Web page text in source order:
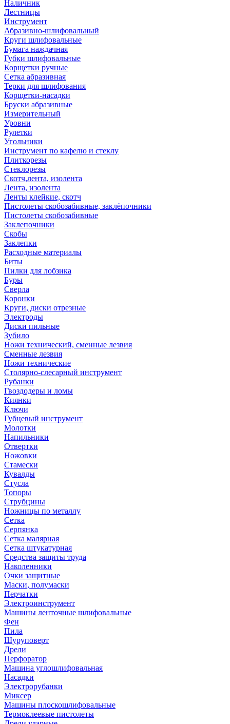
Наличник
Лестницы
Инструмент
Абразивно-шлифовальный
Круги шлифовальные
Бумага наждачная
Губки шлифовальные
Корщетки ручные
Сетка абразивная
Терки для шлифования
Корщетки-насадки
Бруски абразивные
Измерительный
Уровни
Рулетки
Угольники
Инструмент по кафелю и стеклу
Плиткорезы
Стеклорезы
Скотч,лента, изолента
Лента, изолента
Ленты клейкие, скотч
Пистолеты скобозабивные, заклёпочники
Пистолеты скобозабивные
Заклепочники
Скобы
Заклепки
Расходные материалы
Биты
Пилки для лобзика
Буры
Сверла
Коронки
Круги, диски отрезные
Электроды
Диски пильные
Зубило
Ножи технический, сменные лезвия
Сменные лезвия
Ножи технические
Столярно-слесарный инструмент
Рубанки
Гвоздодеры и ломы
Киянки
Ключи
Губцевый инструмент
Молотки
Напильники
Отвертки
Ножовки
Стамески
Кувалды
Стусла
Топоры
Струбцины
Ножницы по металлу
Сетка
Серпянка
Сетка малярная
Сетка штукатурная
Средства защиты труда
Наколенники
Очки защитные
Маски, полумаски
Перчатки
Электроинструмент
Машины ленточные шлифовальные
Фен
Пила
Шуруповерт
Дрели
Перфоратор
Машина углошлифовальная
Насадки
Электрорубанки
Миксер
Машины плоскошлифовальные
Термоклеевые пистолеты